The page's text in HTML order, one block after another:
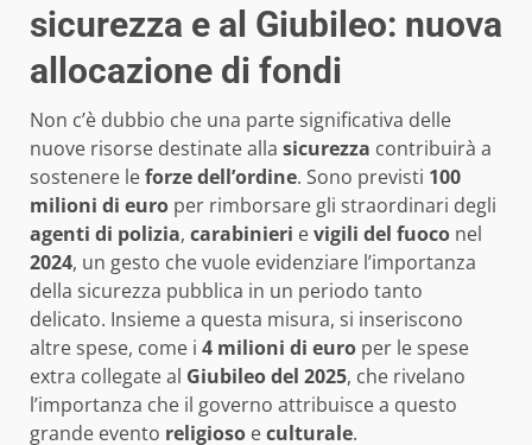
sicurezza e al Giubileo: nuova
allocazione di fondi
Non c’è dubbio che una parte significativa delle
nuove risorse destinate alla sicurezza contribuirà a
sostenere leforze dell’ordine. Sono previsti 100
milioni di euro per rimborsare gli straordinari degli
agenti di polizia, carabinieri evigili del fuoco nel
2024, un gesto che vuole evidenziare l’importanza
della sicurezza pubblica in un periodo tanto
delicato. Insieme a questa misura, si inseriscono
altre spese, come i 4 milioni di euro per le spese
extra collegate al Giubileo del 2025, che rivelano
l’importanza che il governo attribuisce a questo
grande evento religioso eculturale.